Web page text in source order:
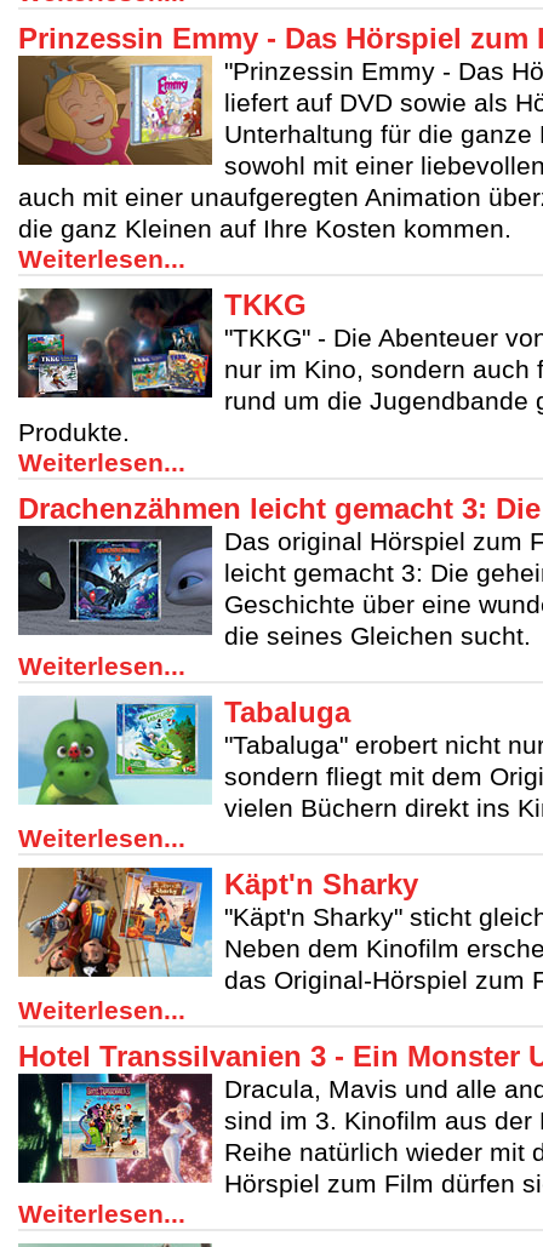
Prinzessin Emmy - Das Hörspiel
"Prinzessin Emmy - Das
liefert auf DVD sowie als
Unterhaltung für die ganze
sowohl mit einer
auch mit einer unaufgeregten Animation
die ganz Kleinen auf Ihre Kosten kommen.
Weiterlesen...
TKKG
"TKKG" - Die Abenteuer
nur im Kino, sondern auch
rund um die Jugendbande
Produkte.
Weiterlesen...
Drachenzähmen leicht gemacht 3:
Das original Hörspiel zum
leicht gemacht 3: Die
Geschichte über eine
die seines Gleichen sucht.
Weiterlesen...
Tabaluga
"Tabaluga" erobert nicht
sondern fliegt mit dem
vielen Büchern direkt ins
Weiterlesen...
Käpt'n Sharky
"Käpt'n Sharky" sticht
Neben dem Kinofilm
das Original-Hörspiel zum
Weiterlesen...
Hotel Transsilvanien 3 - Ein Monster
Dracula, Mavis und alle
sind im 3. Kinofilm aus der
Reihe natürlich wieder mit
Hörspiel zum Film dürfen
Weiterlesen...